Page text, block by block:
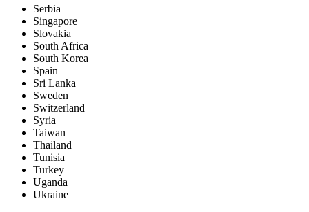
Serbia
Singapore
Slovakia
South Africa
South Korea
Spain
Sri Lanka
Sweden
Switzerland
Syria
Taiwan
Thailand
Tunisia
Turkey
Uganda
Ukraine